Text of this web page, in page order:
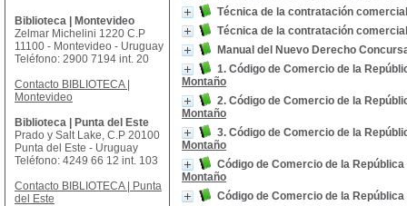
Técnica de la contratación
Técnica de la contratación
Manual del Nuevo Derecho
1. Código de Comercio de la
Montaño
2. Código de Comercio de la
Montaño
3. Código de Comercio de la
Montaño
Código de Comercio de la
Montaño
Código de Comercio de la
Biblioteca | Montevideo
Zelmar Michelini 1220 C.P
11100 - Montevideo - Uruguay
Teléfono: 2900 7194 int. 20
Contacto BIBLIOTECA |
Montevideo
Biblioteca | Punta del Este
Prado y Salt Lake, C.P 20100
Punta del Este - Uruguay
Teléfono: 4249 66 12 int. 103
Contacto BIBLIOTECA | Punta
del Este